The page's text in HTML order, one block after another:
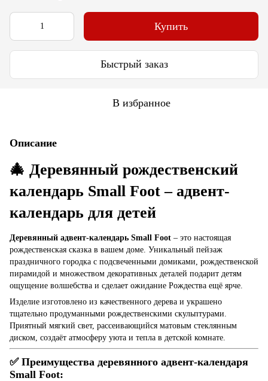
Купить
Быстрый заказ
В избранное
Описание
🎄 Деревянный рождественский
календарь Small Foot – адвент-
календарь для детей
Деревянный адвент-календарь Small Foot – это настоящая
рождественская сказка в вашем доме. Уникальный пейзаж
праздничного городка с подсвеченными домиками, рождественской
пирамидой и множеством декоративных деталей подарит детям
ощущение волшебства и сделает ожидание Рождества ещё ярче.
Изделие изготовлено из качественного дерева и украшено
тщательно продуманными рождественскими скульптурами.
Приятный мягкий свет, рассеивающийся матовым стеклянным
диском, создаёт атмосферу уюта и тепла в детской комнате.
✅ Преимущества деревянного адвент-календаря
Small Foot: